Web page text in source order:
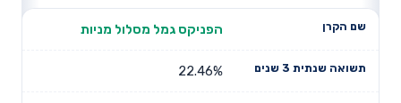
הפניקס גמל מסלול מניות
22.46%